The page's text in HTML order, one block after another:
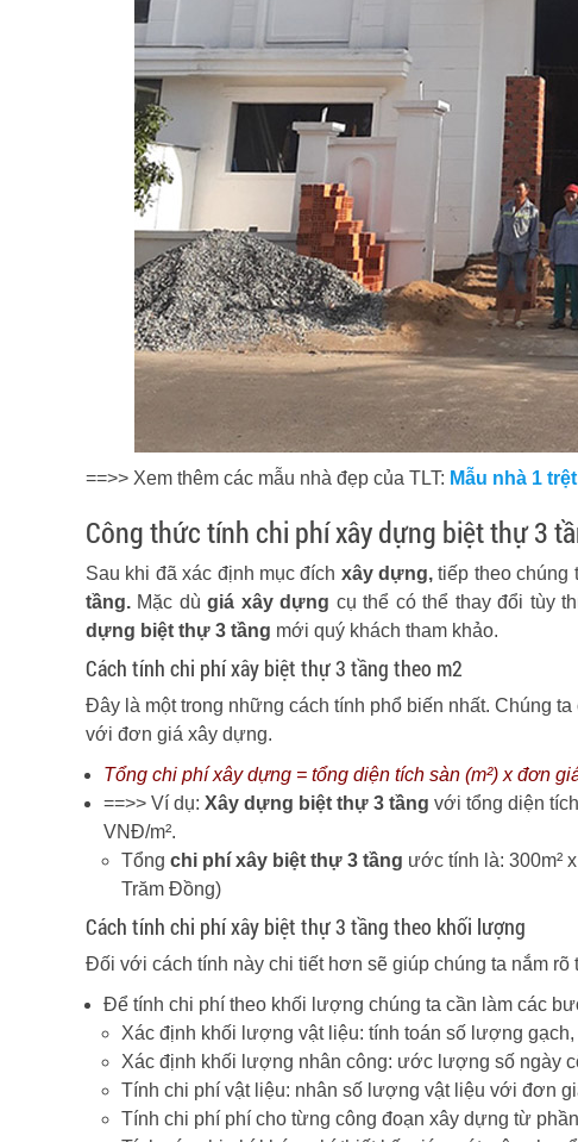
==>> Xem thêm các mẫu nhà đẹp của TLT: Mẫu nhà 1
Công thức tính chi phí xây dựng biệt thự 3
Sau khi đã xác định mục đích xây dựng, tiếp theo chúng
tầng. Mặc dùgiá xây dựng cụ thể có thể thay đổi tùy
dựng biệt thự 3 tầng mới quý khách tham khảo.
Cách tính chi phí xây biệt thự 3 tầng theo m2
Đây là một trong những cách tính phổ biến nhất. Chúng
với đơn giá xây dựng.
Tổng chi phí xây dựng = tổng diện tích sàn (m²) x đơn
==>> Ví dụ: Xây dựng biệt thự 3 tầng với tổng diện
VNĐ/m².
Tổng chi phí xây biệt thự 3 tầng ước tính là: 300m²
Trăm Đồng)
Cách tính chi phí xây biệt thự 3 tầng theo khối lượng
Đối với cách tính này chi tiết hơn sẽ giúp chúng ta nắm
Để tính chi phí theo khối lượng chúng ta cần làm các
Xác định khối lượng vật liệu: tính toán số lượng
Xác định khối lượng nhân công: ước lượng số ngày
Tính chi phí vật liệu: nhân số lượng vật liệu với đơn
Tính chi phí phí cho từng công đoạn xây dựng từ